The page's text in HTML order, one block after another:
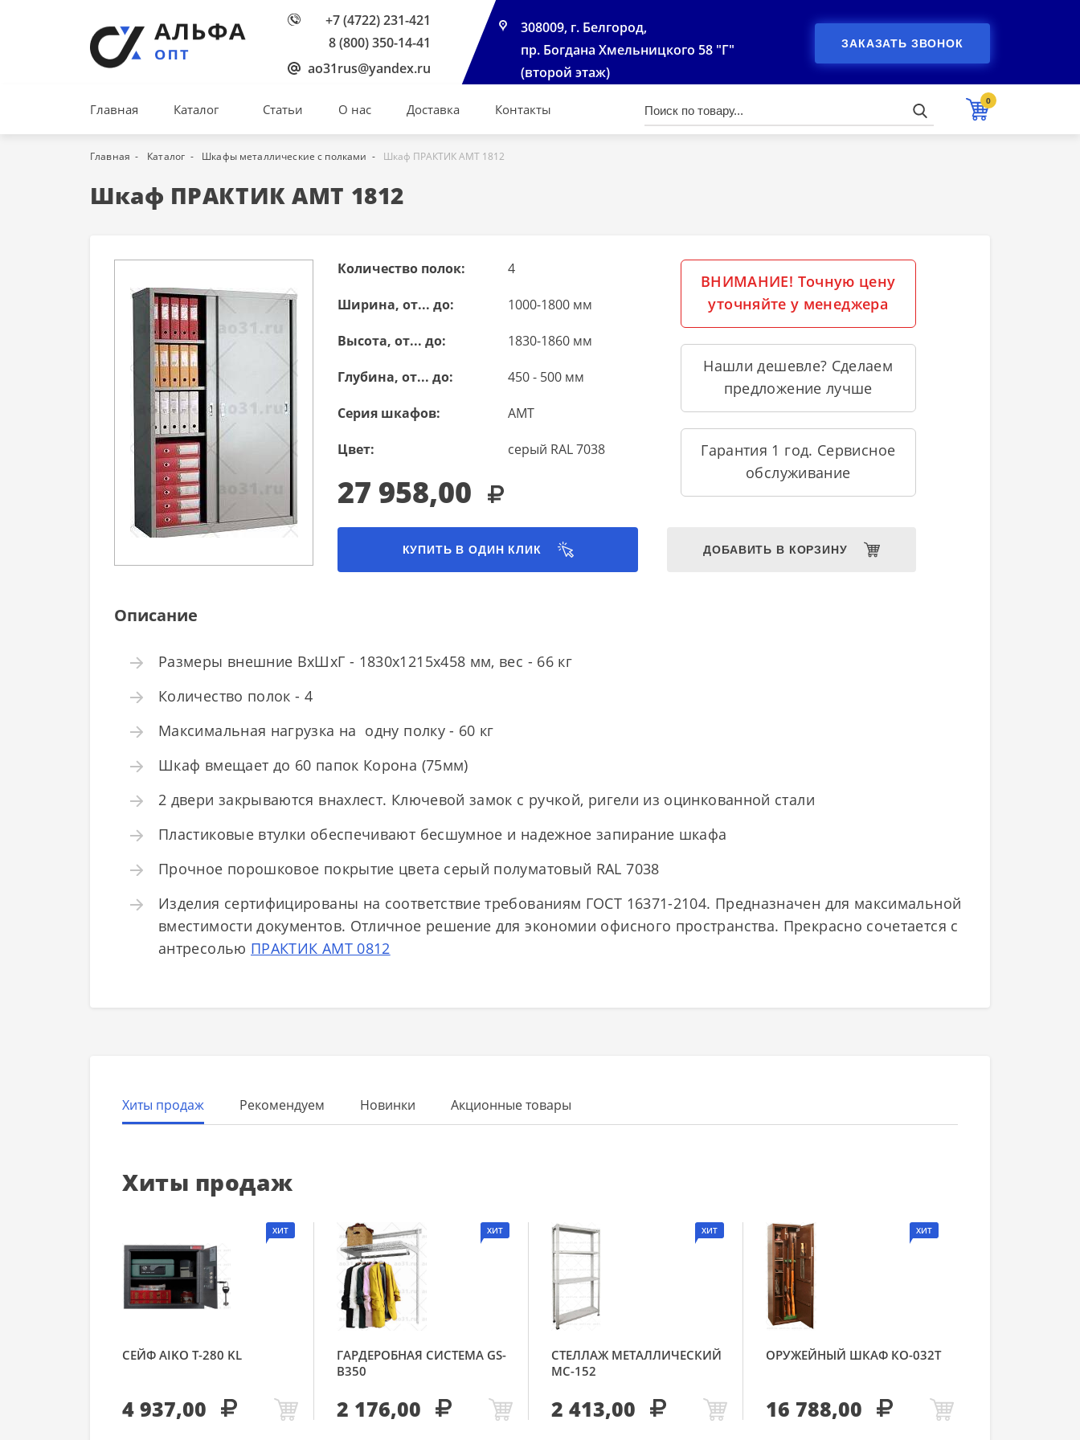
+7 (4722) 231-421
8 (800) 350-14-41
ao31rus@yandex.ru
308009, г. Белгород,
пр. Богдана Хмельницкого 58 "Г"
(второй этаж)
ЗАКАЗАТЬ ЗВОНОК
Главная Каталог Статьи О нас Доставка Контакты
0
Главная Каталог Шкафы металлические с полками Шкаф ПРАКТИК АМТ 1812
Шкаф ПРАКТИК АМТ 1812
Количество полок: 4
Ширина, от... до: 1000-1800 мм
Высота, от... до: 1830-1860 мм
Глубина, от... до: 450 - 500 мм
Серия шкафов: AMT
Цвет: серый RAL 7038
27 958,00
ВНИМАНИЕ! Точную цену
уточняйте у менеджера
Нашли дешевле? Сделаем
предложение лучше
Гарантия 1 год. Сервисное
обслуживание
КУПИТЬ В ОДИН КЛИК ДОБАВИТЬ В КОРЗИНУ
Описание
Размеры внешние ВхШхГ - 1830x1215x458 мм, вес - 66 кг
Количество полок - 4
Максимальная нагрузка на одну полку - 60 кг
Шкаф вмещает до 60 папок Корона (75мм)
2 двери закрываются внахлест. Ключевой замок с ручкой, ригели из оцинкованной стали
Пластиковые втулки обеспечивают бесшумное и надежное запирание шкафа
Прочное порошковое покрытие цвета серый полуматовый RAL 7038
Изделия сертифицированы на соответствие требованиям ГОСТ 16371-2104. Предназначен для максимальной
вместимости документов. Отличное решение для экономии офисного пространства. Прекрасно сочетается с
антресолью ПРАКТИК АМТ 0812
Хиты продаж Рекомендуем Новинки Акционные товары
Хиты продаж
ХИТ
СЕЙФ AIKO Т-280 KL
4 937,00
ХИТ
ГАРДЕРОБНАЯ СИСТЕМА GS-
В350
2 176,00
ХИТ
СТЕЛЛАЖ МЕТАЛЛИЧЕСКИЙ
МС-152
2 413,00
ХИТ
ОРУЖЕЙНЫЙ ШКАФ КО-032Т
16 788,00